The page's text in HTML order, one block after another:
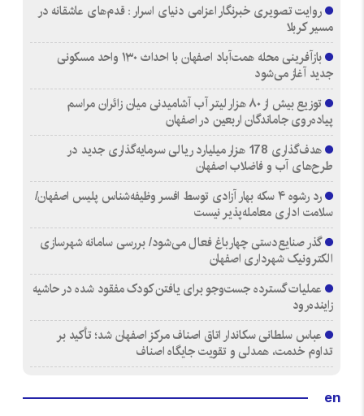
روایت تصویری خبرنگار اعزامی دنیای اسرار : قدم‌های عاشقانه در
مسیر کربلا
بازآفرینی محله همت‌آباد اصفهان با احداث ۱۳۰ واحد مسکونی
جدید آغاز می‌شود
توزیع بیش از ۸۰ هزار لیتر آب آشامیدنی میان زائران مراسم
پیاده‌روی جاماندگان اربعین در اصفهان
هدف‌گذاری 178 هزار میلیارد ریالی سرمایه‌گذاری جدید در
طرح‌های آب و فاضلاب اصفهان
رد رشوه ۴ سکه بهار آزادی توسط افسر وظیفه‌شناس پلیس اصفهان/
سلامت اداری معامله‌پذیر نیست
گذر صنایع‌دستی چهارباغ فعال می‌شود/ بررسی سامانه شهرسازی
الکترونیک شهرداری اصفهان
عملیات گسترده جست‌وجو برای یافتن کودک مفقود شده در حاشیه
زاینده‌رود
عباس سلطانی سکاندار اتاق اصناف مرکز اصفهان شد؛ تأکید بر
تداوم خدمت، همدلی و تقویت جایگاه اصناف
en